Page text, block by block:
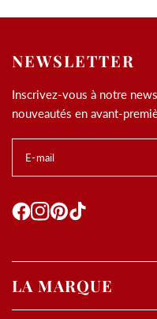
NEWSLETTER
Inscrivez-vous à notre
nouveautés en avant-
E-mail
LA MARQUE